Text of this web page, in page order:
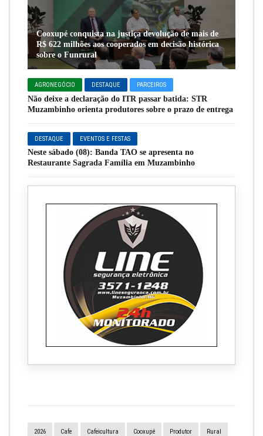
Cooxupé conquista na justiça devolução de mais de
R$ 622 milhões aos cooperados em decisão histórica
sobre o Funrural
AGRONEGÓCIO DESTAQUE PARCEIROS
Não deixe a declaração do ITR passar batida: STR
Muzambinho orienta produtores sobre o prazo de entrega
DESTAQUE EVENTOS E FESTAS
Neste sábado (08): Banda TAO se apresenta no
Restaurante Sagrada Família em Muzambinho
2026 Cafe Cafeicultura Cooxupé Produtor Rural